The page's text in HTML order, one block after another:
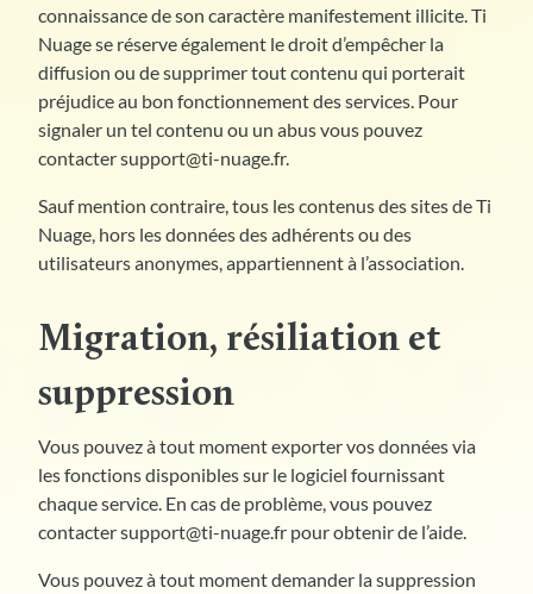
connaissance de son caractère manifestement illicite. Ti
Nuage se réserve également le droit d’empêcher la
diffusion ou de supprimer tout contenu qui porterait
préjudice au bon fonctionnement des services. Pour
signaler un tel contenu ou un abus vous pouvez
contacter support@ti-nuage.fr.
Sauf mention contraire, tous les contenus des sites de Ti
Nuage, hors les données des adhérents ou des
utilisateurs anonymes, appartiennent à l’association.
Migration, résiliation et
suppression
Vous pouvez à tout moment exporter vos données via
les fonctions disponibles sur le logiciel fournissant
chaque service. En cas de problème, vous pouvez
contacter support@ti-nuage.fr pour obtenir de l’aide.
Vous pouvez à tout moment demander la suppression